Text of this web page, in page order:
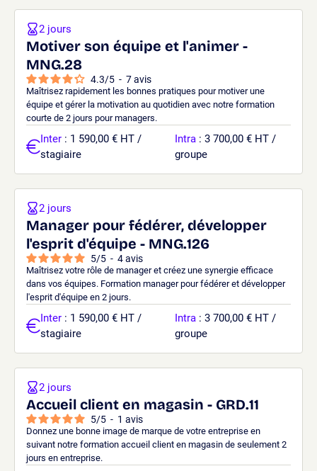
Motiver son équipe et l'animer -
MNG.28
4.3/5 - 7avis
Maîtrisez rapidement les bonnes pratiques pour motiver une
équipe et gérer la motivation au quotidien avec notre formation
courte de 2 jours pour managers.
2 jours
Inter : 1 590,00 € HT /
stagiaire
Intra : 3 700,00 € HT /
groupe
Manager pour fédérer, développer
l'esprit d'équipe - MNG.126
5/5 - 4avis
Maîtrisez votre rôle de manager et créez une synergie efficace
dans vos équipes. Formation manager pour fédérer et développer
l'esprit d'équipe en 2 jours.
2 jours
Inter : 1 590,00 € HT /
stagiaire
Intra : 3 700,00 € HT /
groupe
Accueil client en magasin - GRD.11
5/5 - 1 avis
Donnez une bonne image de marque de votre entreprise en
suivant notre formation accueil client en magasin de seulement 2
jours en entreprise.
2 jours